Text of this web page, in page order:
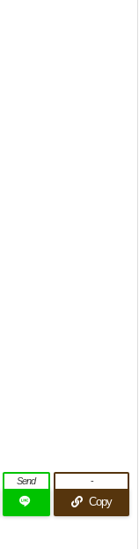
Send
Copy
-